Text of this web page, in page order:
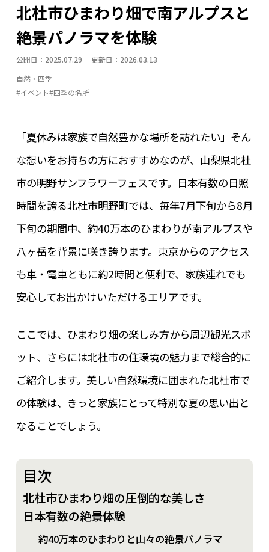
北杜市ひまわり畑で南アルプスと
絶景パノラマを体験
公開日：2025.07.29 更新日：2026.03.13
自然・四季
#イベント#四季の名所
「夏休みは家族で自然豊かな場所を訪れたい」そん
な想いをお持ちの方におすすめなのが、山梨県北杜
市の明野サンフラワーフェスです。日本有数の日照
時間を誇る北杜市明野町では、毎年7月下旬から8月
下旬の期間中、約40万本のひまわりが南アルプスや
八ヶ岳を背景に咲き誇ります。東京からのアクセス
も車・電車ともに約2時間と便利で、家族連れでも
安心してお出かけいただけるエリアです。
ここでは、ひまわり畑の楽しみ方から周辺観光スポ
ット、さらには北杜市の住環境の魅力まで総合的に
ご紹介します。美しい自然環境に囲まれた北杜市で
の体験は、きっと家族にとって特別な夏の思い出と
なることでしょう。
目次
北杜市ひまわり畑の圧倒的な美しさ｜
日本有数の絶景体験
約40万本のひまわりと山々の絶景パノラマ
地場産業
大泉エリア 子育て・教育
季節の暮らし
小淵沢エリア
山・森 川・湖・滝
眺望・星空
移住支援制度
高根エリア